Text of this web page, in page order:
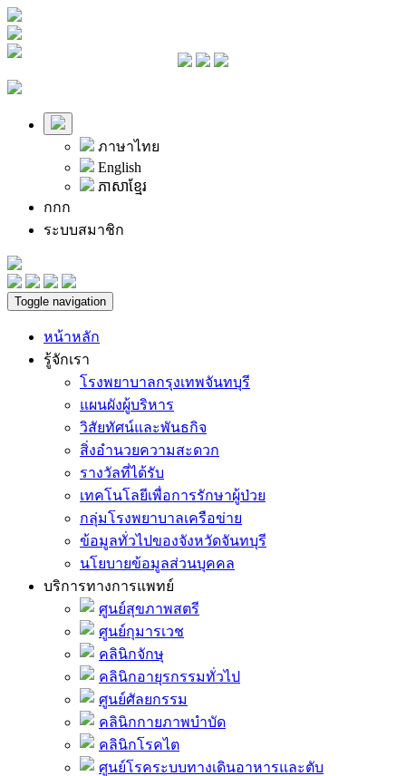
ภาษาไทย
English
ភាសាខ្មែរ
กกก
ระบบสมาชิก
Toggle navigation
หน้าหลัก
รู้จักเรา
โรงพยาบาลกรุงเทพจันทบุรี
แผนผังผู้บริหาร
วิสัยทัศน์และพันธกิจ
สิ่งอำนวยความสะดวก
รางวัลที่ได้รับ
เทคโนโลยีเพื่อการรักษาผู้ป่วย
กลุ่มโรงพยาบาลเครือข่าย
ข้อมูลทั่วไปของจังหวัดจันทบุรี
นโยบายข้อมูลส่วนบุคคล
บริการทางการแพทย์
ศูนย์สุขภาพสตรี
ศูนย์กุมารเวช
คลินิกจักษุ
คลินิกอายุรกรรมทั่วไป
ศูนย์ศัลยกรรม
คลินิกกายภาพบำบัด
คลินิกโรคไต
ศูนย์โรคระบบทางเดินอาหารและตับ